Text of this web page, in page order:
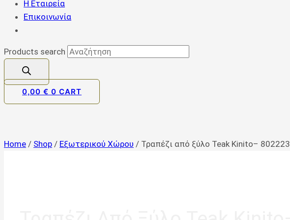
Η Εταιρεία
Επικοινωνία
Products search
0,00 € 0 CART
Home / Shop / Εξωτερικού Χώρου / Τραπέζι από ξύλο Teak Kinito– 802223